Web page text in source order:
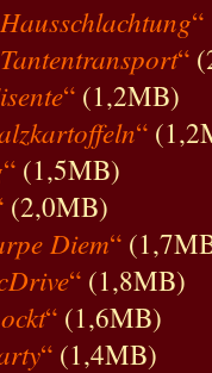
Hausschlachtung“
Tantentransport“
“ (1,2MB)
“
“ (1,5MB)
(2,0MB)
Diem“
“ (1,8MB)
“ (1,6MB)
“ (1,4MB)